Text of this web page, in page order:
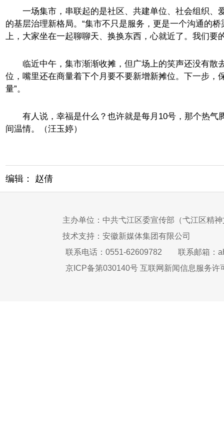
一场集市，串联起的是社区、共建单位、社会组织、爱
的基层治理新格局。“集市不只是服务，更是一个沟通的
上，大家坐在一起聊聊天、换换东西，心就近了。我们要
临近中午，集市渐渐收摊，但广场上的笑声还没有散
位，嘴里还在商量着下个月要不要新增新摊位。下一步，
量”。
有人说，幸福是什么？也许就是每月10号，那个热气
间温情。（汪玉婷）
编辑： 赵倩
主办单位：中共弋江区委宣传部（弋江区精
技术支持：安徽新媒体集团有限公司
联系电话：0551-62609782
联系邮箱：
京ICP备第030140号 互联网新闻信息服务许